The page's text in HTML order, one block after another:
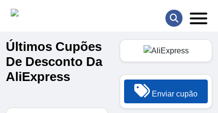
Últimos Cupões
De Desconto Da
AliExpress
Enviar cupão